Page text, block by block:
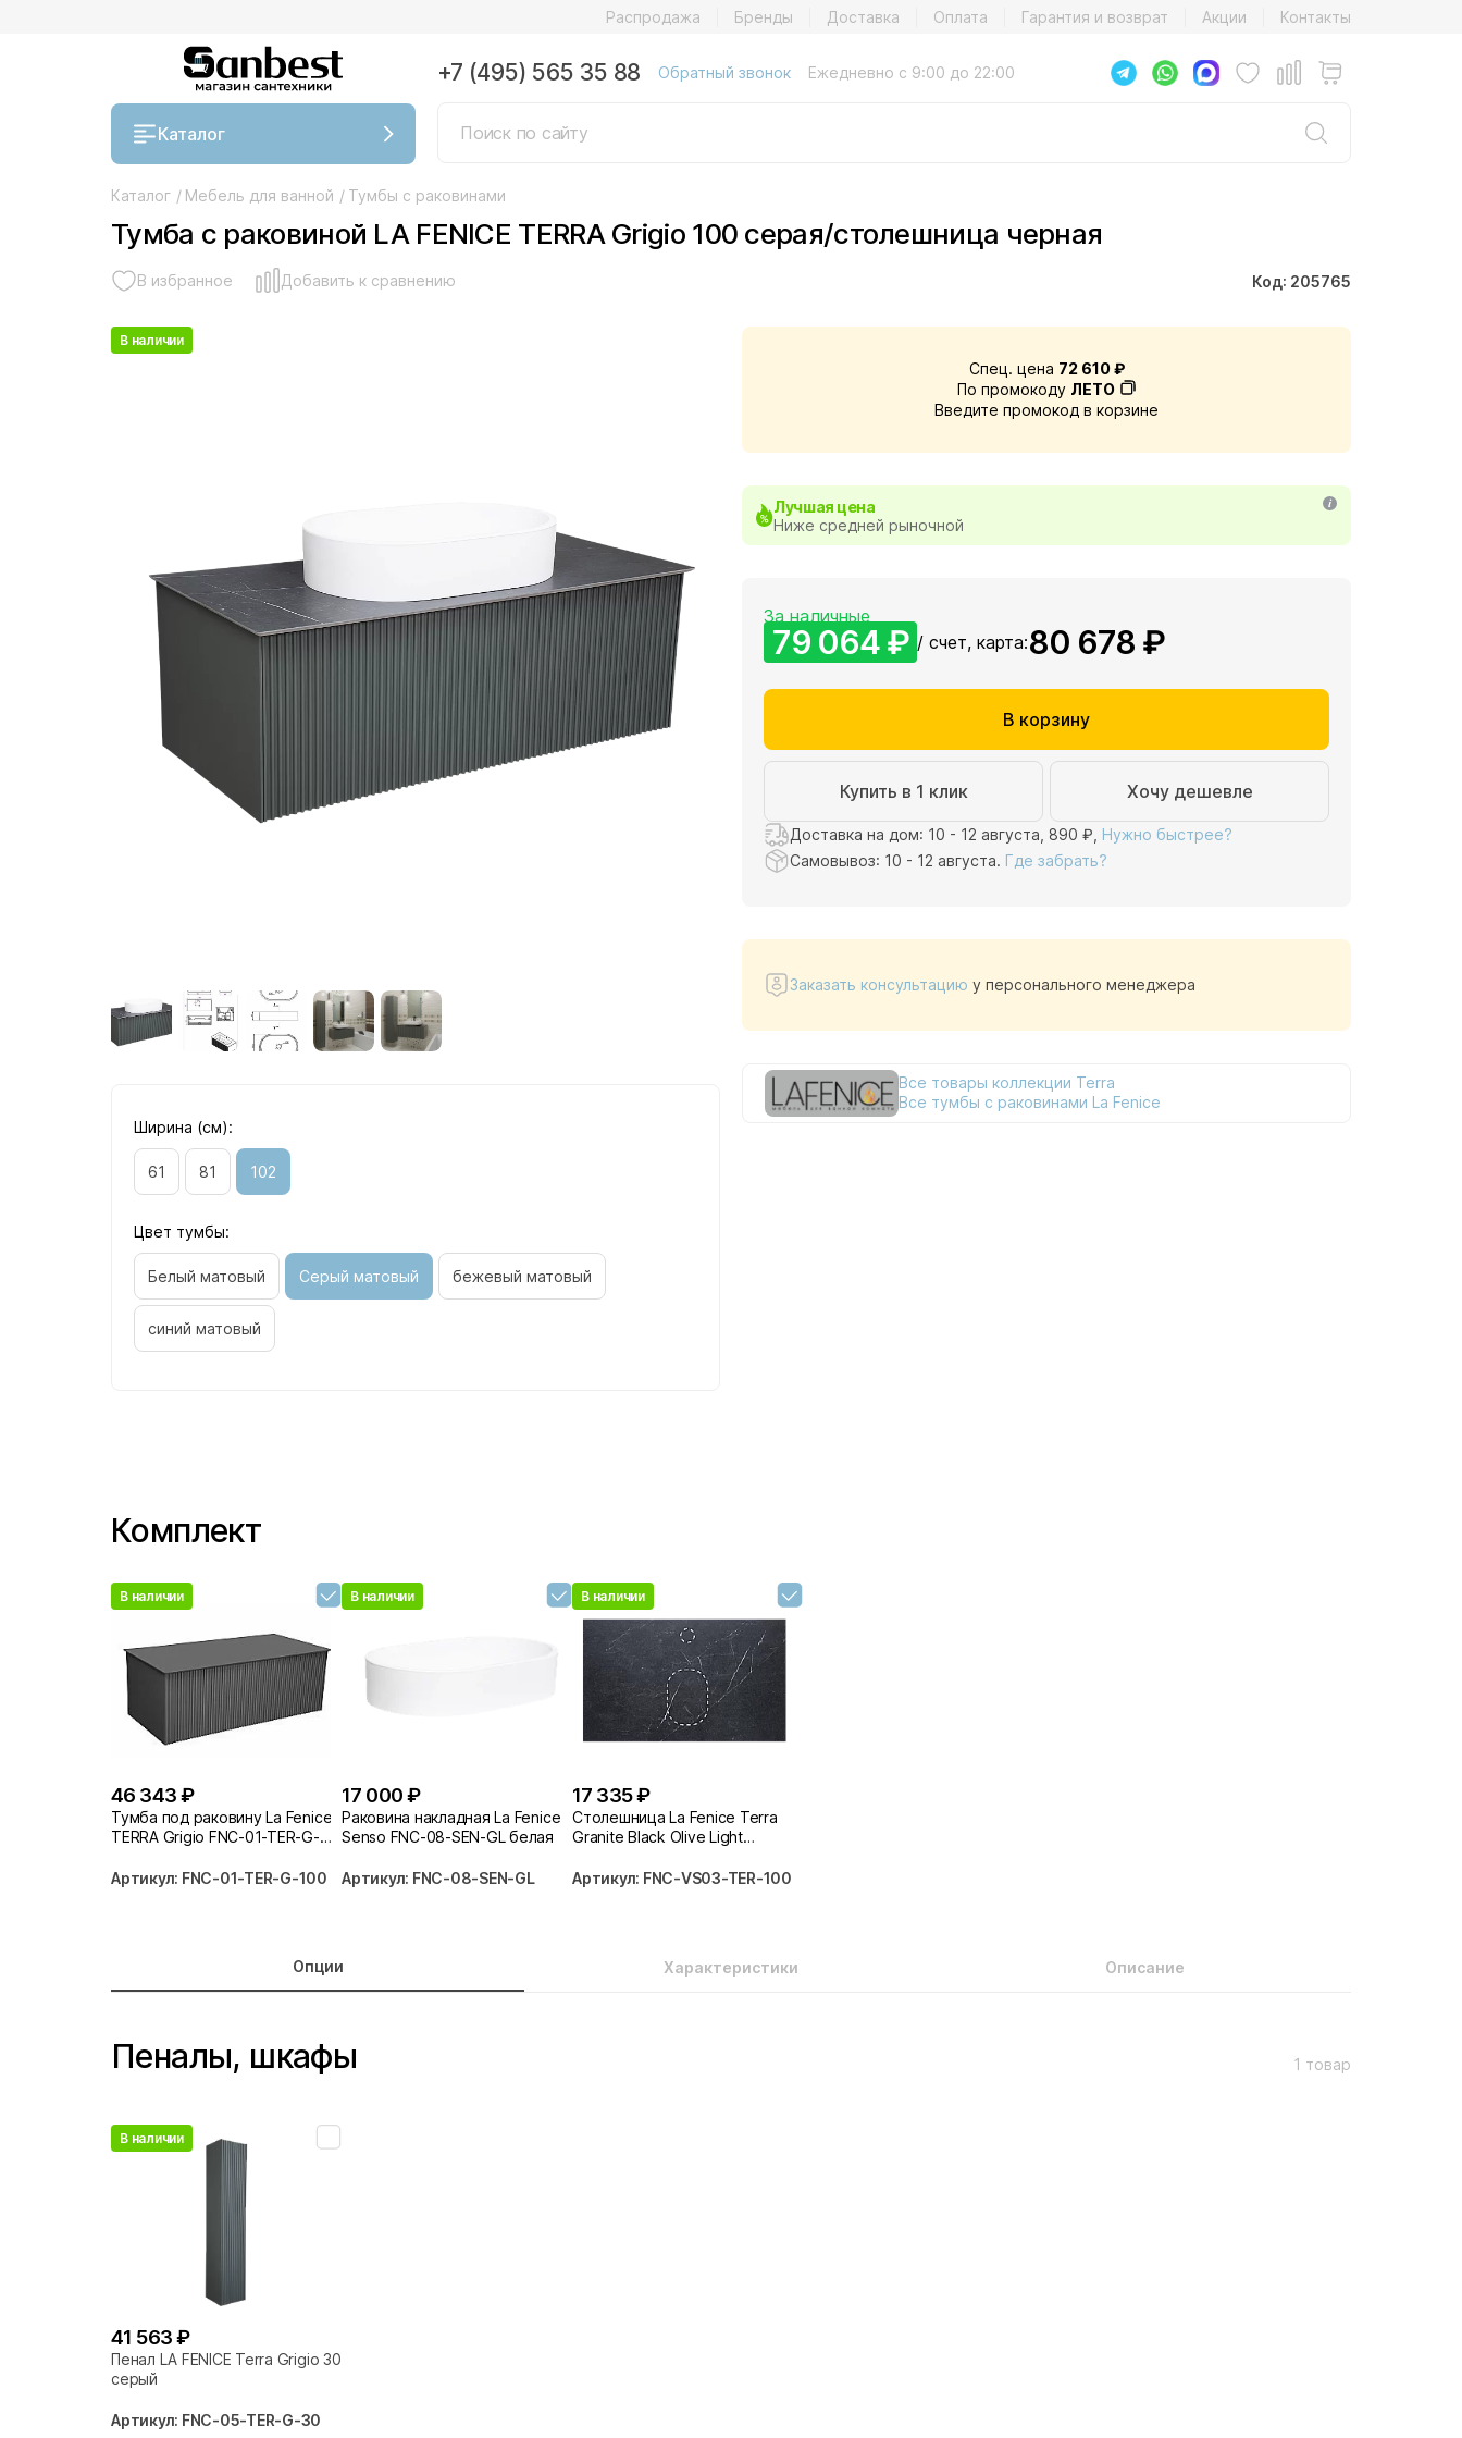
Распродажа Бренды Доставка Оплата Гарантия и возврат Акции Контакты
Каталог
+7 (495) 565 35 88 Обратный звонок Ежедневно с 9:00 до 22:00
Каталог / Мебель для ванной / Тумбы с раковинами
Тумба с раковиной LA FENICE TERRA Grigio 100 серая/столешница черная
В избранное Добавить к сравнению Код: 205765
В наличии
Ширина (см):
61 81 102
Цвет тумбы:
Белый матовый Серый матовый бежевый матовый
синий матовый
Спец. цена 72 610 ₽
По промокоду ЛЕТО
Введите промокод в корзине
Лучшая цена
Ниже средней рыночной
За наличные
79 064 ₽ / счет, карта:80 678 ₽
В корзину
Купить в 1 клик Хочу дешевле
Доставка на дом: 10 - 12 августа, 890 ₽ Нужно быстрее?
Самовывоз: 10 - 12 августа. Где забрать?
Заказать консультацию у персонального менеджера
Все товары коллекции Terra
Все тумбы с раковинами La Fenice
Комплект
В наличии
46 343 ₽
Тумба под раковину La Fenice
TERRA Grigio FNC-01-TER-G-
Артикул: FNC-01-TER-G-100
В наличии
17 000 ₽
Раковина накладная La Fenice
Senso FNC-08-SEN-GL белая
Артикул: FNC-08-SEN-GL
В наличии
17 335 ₽
Столешница La Fenice Terra
Granite Black Olive Light
черная
Артикул: FNC-VS03-TER-100
Опции Характеристики Описание
Пеналы, шкафы 1 товар
В наличии
41 563 ₽
Пенал LA FENICE Terra Grigio 30
серый
Артикул: FNC-05-TER-G-30